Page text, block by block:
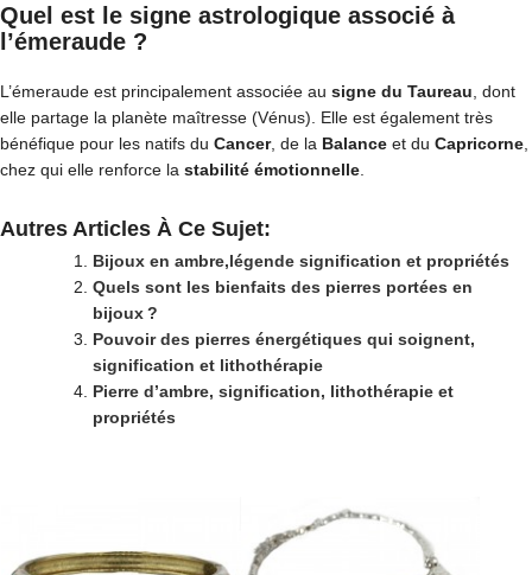
Quel est le signe astrologique associé à
l’émeraude ?
L’émeraude est principalement associée au signe du Taureau , dont
elle partage la planète maîtresse (Vénus). Elle est également très
bénéfique pour les natifs du Cancer, de la Balance et du Capricorne
chez qui elle renforce la stabilité émotionnelle
Autres Articles À Ce Sujet:
Bijoux en ambre,légende signification et propriétés
Quels sont les bienfaits des pierres portées en
bijoux ?
Pouvoir des pierres énergétiques qui soignent,
signification et lithothérapie
Pierre d’ambre, signification, lithothérapie et
propriétés